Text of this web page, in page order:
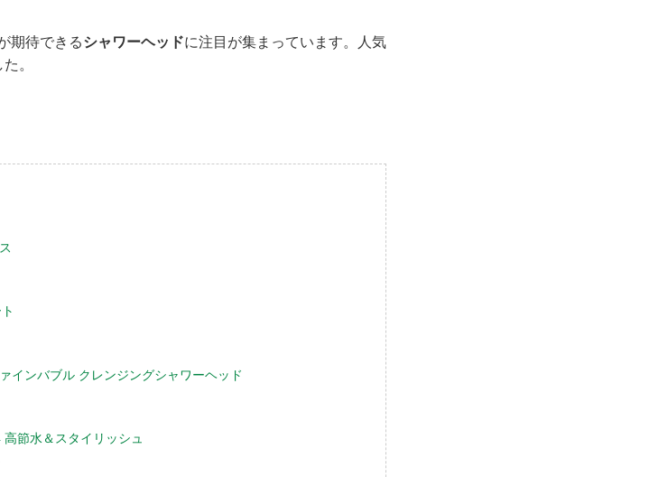
期待できるシャワーヘッドに注目が集まっています。人気
。
インバブル クレンジングシャワーヘッド
節水＆スタイリッシュ